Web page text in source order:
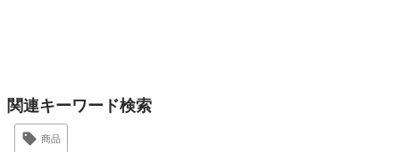
関連キーワード検索
商品